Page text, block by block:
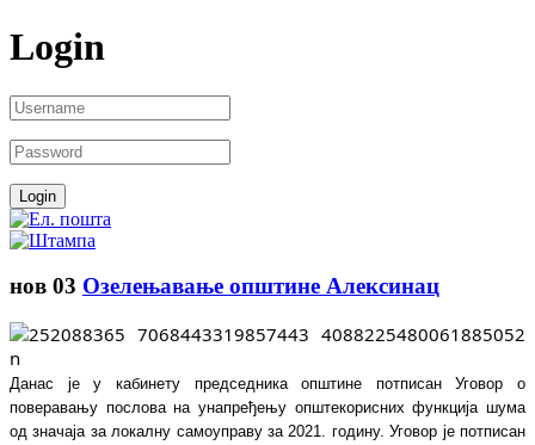
Login
нов 03 Озелењавање општине Алексинац
Данас је у кабинету председника општине потписан Уговор о
поверавању послова на унапређењу општекорисних функција шума
од значаја за локалну самоуправу за 2021. годину. Уговор је потписан